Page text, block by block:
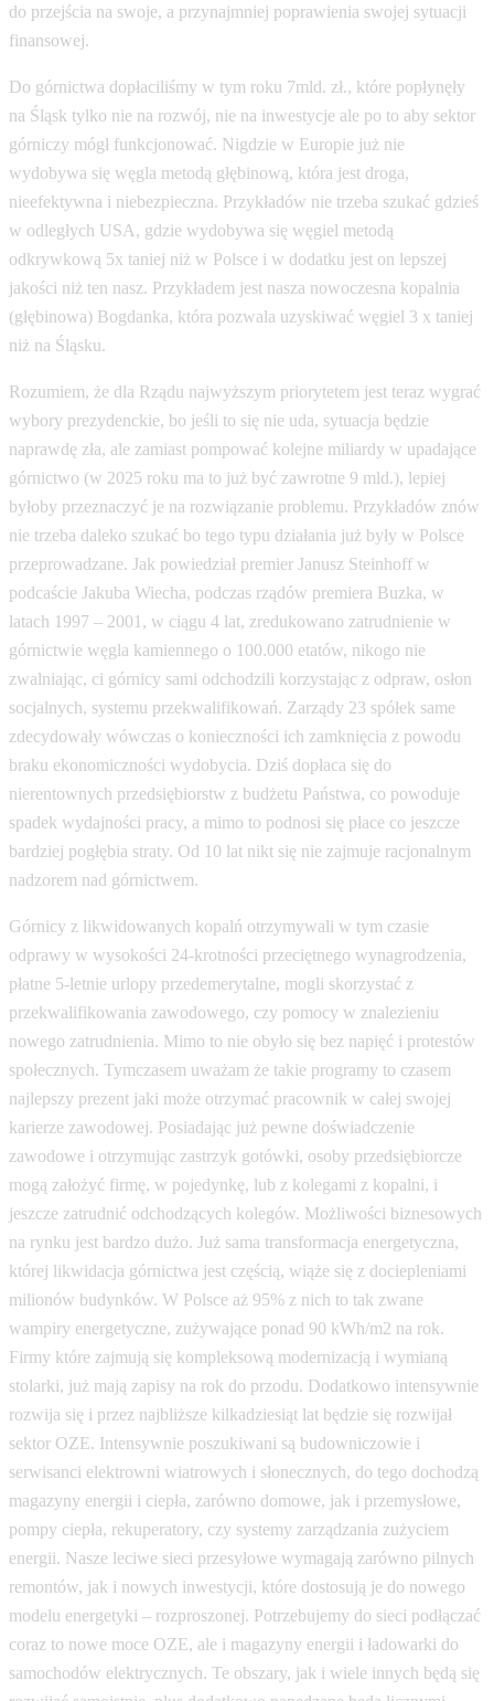
do przejścia na swoje, a przynajmniej poprawienia swojej sytuacji
finansowej.
Do górnictwa dopłaciliśmy w tym roku 7mld. zł., które popłynęły
na Śląsk tylko nie na rozwój, nie na inwestycje ale po to aby sektor
górniczy mógł funkcjonować. Nigdzie w Europie już nie
wydobywa się węgla metodą głębinową, która jest droga,
nieefektywna i niebezpieczna. Przykładów nie trzeba szukać gdzieś
w odległych USA, gdzie wydobywa się węgiel metodą
odkrywkową 5x taniej niż w Polsce i w dodatku jest on lepszej
jakości niż ten nasz. Przykładem jest nasza nowoczesna kopalnia
(głębinowa) Bogdanka, która pozwala uzyskiwać węgiel 3 x taniej
niż na Śląsku.
Rozumiem, że dla Rządu najwyższym priorytetem jest teraz wygrać
wybory prezydenckie, bo jeśli to się nie uda, sytuacja będzie
naprawdę zła, ale zamiast pompować kolejne miliardy w upadające
górnictwo (w 2025 roku ma to już być zawrotne 9 mld.), lepiej
byłoby przeznaczyć je na rozwiązanie problemu. Przykładów znów
nie trzeba daleko szukać bo tego typu działania już były w Polsce
przeprowadzane. Jak powiedział premier Janusz Steinhoff w
podcaście Jakuba Wiecha, podczas rządów premiera Buzka, w
latach 1997 – 2001, w ciągu 4 lat, zredukowano zatrudnienie w
górnictwie węgla kamiennego o 100.000 etatów, nikogo nie
zwalniając, ci górnicy sami odchodzili korzystając z odpraw, osłon
socjalnych, systemu przekwalifikowań. Zarządy 23 spółek same
zdecydowały wówczas o konieczności ich zamknięcia z powodu
braku ekonomiczności wydobycia. Dziś dopłaca się do
nierentownych przedsiębiorstw z budżetu Państwa, co powoduje
spadek wydajności pracy, a mimo to podnosi się płace co jeszcze
bardziej pogłębia straty. Od 10 lat nikt się nie zajmuje racjonalnym
nadzorem nad górnictwem.
Górnicy z likwidowanych kopalń otrzymywali w tym czasie
odprawy w wysokości 24-krotności przeciętnego wynagrodzenia,
płatne 5-letnie urlopy przedemerytalne, mogli skorzystać z
przekwalifikowania zawodowego, czy pomocy w znalezieniu
nowego zatrudnienia. Mimo to nie obyło się bez napięć i protestów
społecznych. Tymczasem uważam że takie programy to czasem
najlepszy prezent jaki może otrzymać pracownik w całej swojej
karierze zawodowej. Posiadając już pewne doświadczenie
zawodowe i otrzymując zastrzyk gotówki, osoby przedsiębiorcze
mogą założyć firmę, w pojedynkę, lub z kolegami z kopalni, i
jeszcze zatrudnić odchodzących kolegów. Możliwości biznesowych
na rynku jest bardzo dużo. Już sama transformacja energetyczna,
której likwidacja górnictwa jest częścią, wiąże się z dociepleniami
milionów budynków. W Polsce aż 95% z nich to tak zwane
wampiry energetyczne, zużywające ponad 90 kWh/m2 na rok.
Firmy które zajmują się kompleksową modernizacją i wymianą
stolarki, już mają zapisy na rok do przodu. Dodatkowo intensywnie
rozwija się i przez najbliższe kilkadziesiąt lat będzie się rozwijał
sektor OZE. Intensywnie poszukiwani są budowniczowie i
serwisanci elektrowni wiatrowych i słonecznych, do tego dochodzą
magazyny energii i ciepła, zarówno domowe, jak i przemysłowe,
pompy ciepła, rekuperatory, czy systemy zarządzania zużyciem
energii. Nasze leciwe sieci przesyłowe wymagają zarówno pilnych
remontów, jak i nowych inwestycji, które dostosują je do nowego
modelu energetyki – rozproszonej. Potrzebujemy do sieci podłączać
coraz to nowe moce OZE, ale i magazyny energii i ładowarki do
samochodów elektrycznych. Te obszary, jak i wiele innych będą się